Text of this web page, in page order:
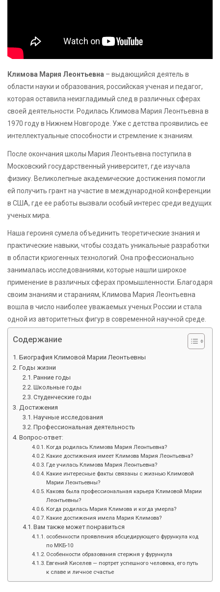
Климова Мария Леонтьевна – выдающийся деятель в
области науки и образования, российская ученая и педагог,
которая оставила неизгладимый след в различных сферах
своей деятельности. Родилась Климова Мария Леонтьевна в
1970 году в Нижнем Новгороде. Уже с детства проявились ее
интеллектуальные способности и стремление к знаниям.
После окончания школы Мария Леонтьевна поступила в
Московский государственный университет, где изучала
физику. Великолепные академические достижения помогли
ей получить грант на участие в международной конференции
в США, где ее работы вызвали особый интерес среди ведущих
ученых мира.
Наша героиня сумела объединить теоретические знания и
практические навыки, чтобы создать уникальные разработки
в области криогенных технологий. Она профессионально
занималась исследованиями, которые нашли широкое
применение в различных сферах промышленности. Благодаря
своим знаниям и стараниям, Климова Мария Леонтьевна
вошла в число наиболее уважаемых ученых России и стала
одной из авторитетных фигур в современной научной среде.
Содержание
Биография Климовой Марии Леонтьевны
Годы жизни
Ранние годы
Школьные годы
Студенческие годы
Достижения
Научные исследования
Профессиональная деятельность
Вопрос-ответ:
Когда родилась Климова Мария Леонтьевна?
Какие достижения имеет Климова Мария Леонтьевна?
Где училась Климова Мария Леонтьевна?
Какие интересные факты связаны с жизнью Климовой
Марии Леонтьевны?
Какова была профессиональная карьера Климовой Марии
Леонтьевны?
Когда родилась Мария Климова и когда умерла?
Какие достижения имела Мария Климова?
Вам также может понравиться
особенности проявления абсцедирующего фурункула код
по МКБ-10
Особенности образования стержня у фурункула
Евгений Киселев — портрет успешного человека, его путь
к славе и личное счастье